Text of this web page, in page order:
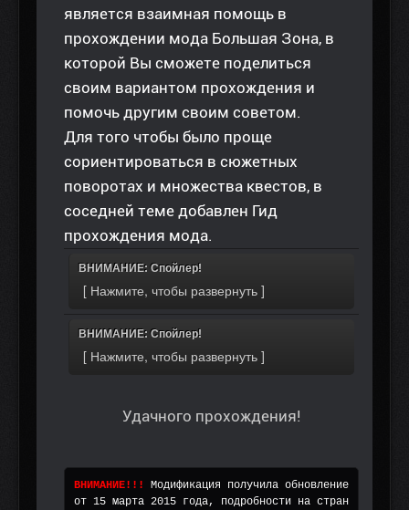
является взаимная помощь в
прохождении мода Большая Зона, в
которой Вы сможете поделиться
своим вариантом прохождения и
помочь другим своим советом.
Для того чтобы было проще
сориентироваться в сюжетных
поворотах и множества квестов, в
соседней теме добавлен Гид
прохождения мода.
ВНИМАНИЕ: Спойлер!
ВНИМАНИЕ: Спойлер!
Удачного прохождения!
ВНИМАНИЕ!!! Модификация получила обновление
от 15 марта 2015 года, подробности на стран